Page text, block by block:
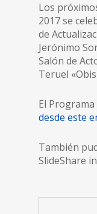
Los
2017 se
de
Jerónimo
Salón de
Teruel
El
desde este
También
SlideShare